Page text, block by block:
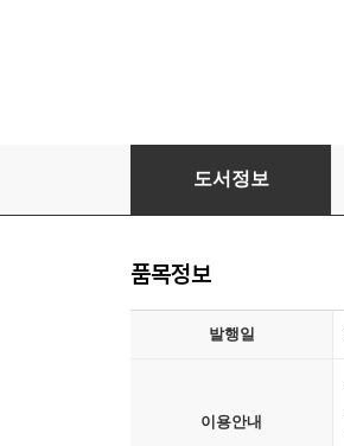
전략적 피벗
도서정보
품목정보
발행일
이용안내